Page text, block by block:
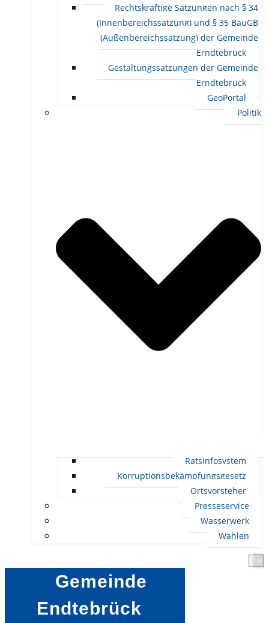
Rechtskräftige Satzungen nach § 34
(Innenbereichssatzung) und § 35 BauGB
(Außenbereichssatzung) der Gemeinde
Erndtebrück
Gestaltungssatzungen der Gemeinde
Erndtebrück
GeoPortal
Politik
Ratsinfosystem
Korruptionsbekämpfungsgesetz
Ortsvorsteher
Presseservice
Wasserwerk
Wahlen
Gemeinde
Endtebrück